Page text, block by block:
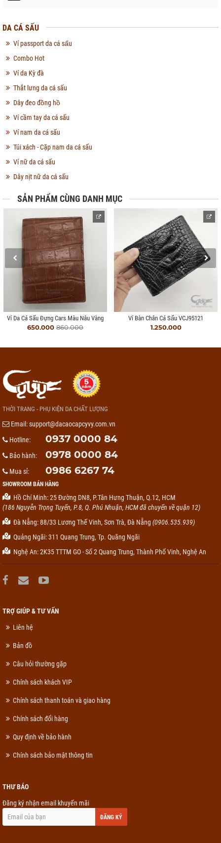
DA CÁ SẤU
Ví passport da cá sấu
Combo Hot
Ví da Kỳ đà
Thắt lưng da cá sấu
Dây đeo đồng hồ
Ví cầm tay da cá sấu
Ví nam da cá sấu
Túi xách - Cặp nam da cá sấu
Ví nữ da cá sấu
Dây nịt nữ da cá sấu
SẢN PHẨM CÙNG DANH MỤC
Ví Da Cá Sấu Đựng Cars Màu Nâu Vàng
650.000 860.000
Ví Bàn Chân Cá Sấu VCJ95121
1.250.000
THỜI TRANG - PHỤ KIỆN DA CHẤT LƯỢNG
Email:support@dacaocapcyvy.com.vn
Hotline:
0937 0000 84
Bảo hành: 0978 0000 84
Mua sỉ: 0986 6267 74
SHOWROOM BÁN HÀNG
Hồ Chí Minh: 25 Đường DN8, P.Tân Hưng Thuận, Q.12, HCM
(186 Nguyễn Trọng Tuyển, P.8, Q. Phú Nhuận, HCM đã chuyển về quận 12)
Đà Nẵng: 88/33 Lương Thế Vinh, Sơn Trà, Đà Nẵng (0906.535.939)
Quảng Ngãi: 311 Quang Trung, Tp. Quãng Ngãi
Nghệ An: 2K35 TTTM GO - Số 2 Quang Trung, Thành Phố Vinh, Nghệ An
TRỢ GIÚP & TƯ VẤN
Liên hệ
Bản đồ
Câu hỏi thường gặp
Chính sách khách VIP
Chính sách thanh toán và giao hàng
Chính sách đổi hàng
Quy định về bảo hành
Chính sách bảo mật thông tin
THƯ BÁO
Đăng ký nhận email khuyến mãi
ĐĂNG KÝ